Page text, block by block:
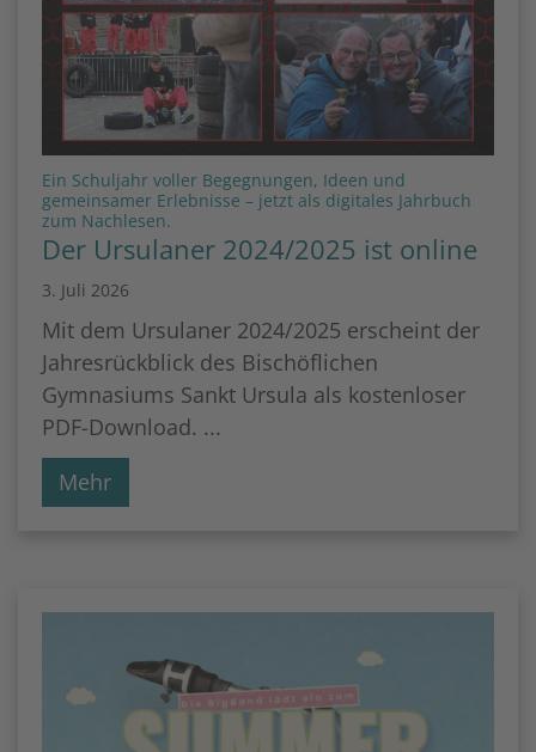
Ein Schuljahr voller Begegnungen, Ideen und
gemeinsamer Erlebnisse – jetzt als digitales Jahrbuch
zum Nachlesen.
Der Ursulaner 2024/2025 ist online
3. Juli 2026
Mit dem Ursulaner 2024/2025 erscheint der
Jahresrückblick des Bischöflichen
Gymnasiums Sankt Ursula als kostenloser
PDF-Download. ...
Mehr